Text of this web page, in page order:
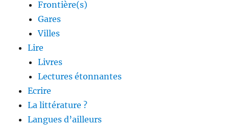
Frontière(s)
Gares
Villes
Lire
Livres
Lectures étonnantes
Ecrire
La littérature ?
Langues d’ailleurs